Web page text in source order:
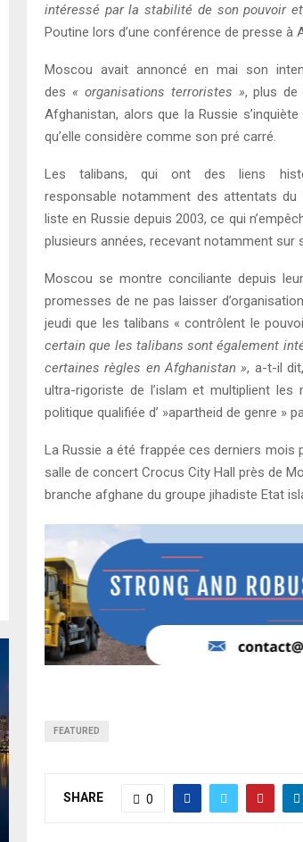
intéressé par la stabilité de son pouvoir
Poutine lors d’une conférence de presse à
Moscou avait annoncé en mai son
des « organisations terroristes », plus de
Afghanistan, alors que la Russie
qu’elle considère comme son pré carré.
Les talibans, qui ont des liens
responsable notamment des attentats
liste en Russie depuis 2003, ce qui
plusieurs années, recevant notamment sur
Moscou se montre conciliante depuis
promesses de ne pas laisser
jeudi que les talibans « contrôlent le
certain que les talibans sont également
certaines règles en Afghanistan », a-t-il
ultra-rigoriste de l’islam et multiplient les
politique qualifiée d’ »apartheid de genre »
La Russie a été frappée ces derniers mois
salle de concert Crocus City Hall près de
branche afghane du groupe jihadiste Etat
FEATURED
SHARE 0